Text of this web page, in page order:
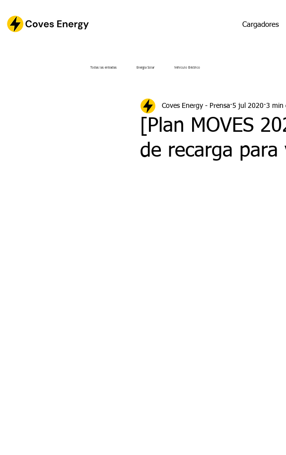
Cargadores
Todas las entradas Energía Solar Vehículo Eléctrico
[Plan MOVES
de recarga para
Coves Energy - Prensa 5 jul 2020 3 min